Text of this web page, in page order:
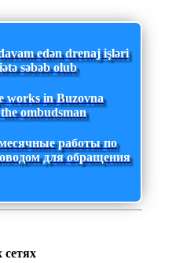
edən drenaj işləri
səbəb olub
works in Buzovna
ombudsman
работы по
для обращения
сетях